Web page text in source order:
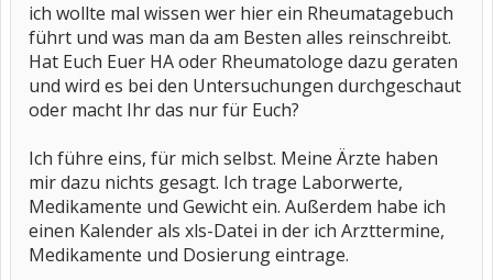
ich wollte mal wissen wer hier ein Rheumatagebuch
führt und was man da am Besten alles reinschreibt.
Hat Euch Euer HA oder Rheumatologe dazu geraten
und wird es bei den Untersuchungen durchgeschaut
oder macht Ihr das nur für Euch?
Ich führe eins, für mich selbst. Meine Ärzte haben
mir dazu nichts gesagt. Ich trage Laborwerte,
Medikamente und Gewicht ein. Außerdem habe ich
einen Kalender als xls-Datei in der ich Arzttermine,
Medikamente und Dosierung eintrage.